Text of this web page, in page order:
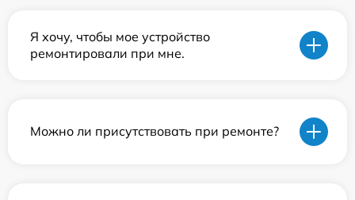
Я хочу, чтобы мое устройство
ремонтировали при мне.
Можно ли присутствовать при ремонте?